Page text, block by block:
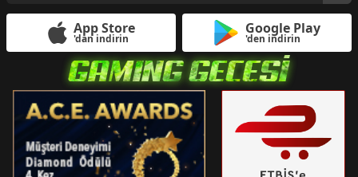
App Store
'dan indirin
Google Play
'den indirin